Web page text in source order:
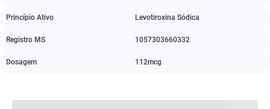
Princípio Ativo Levotiroxina Sódica
Registro MS 1057303660332
Dosagem 112mcg